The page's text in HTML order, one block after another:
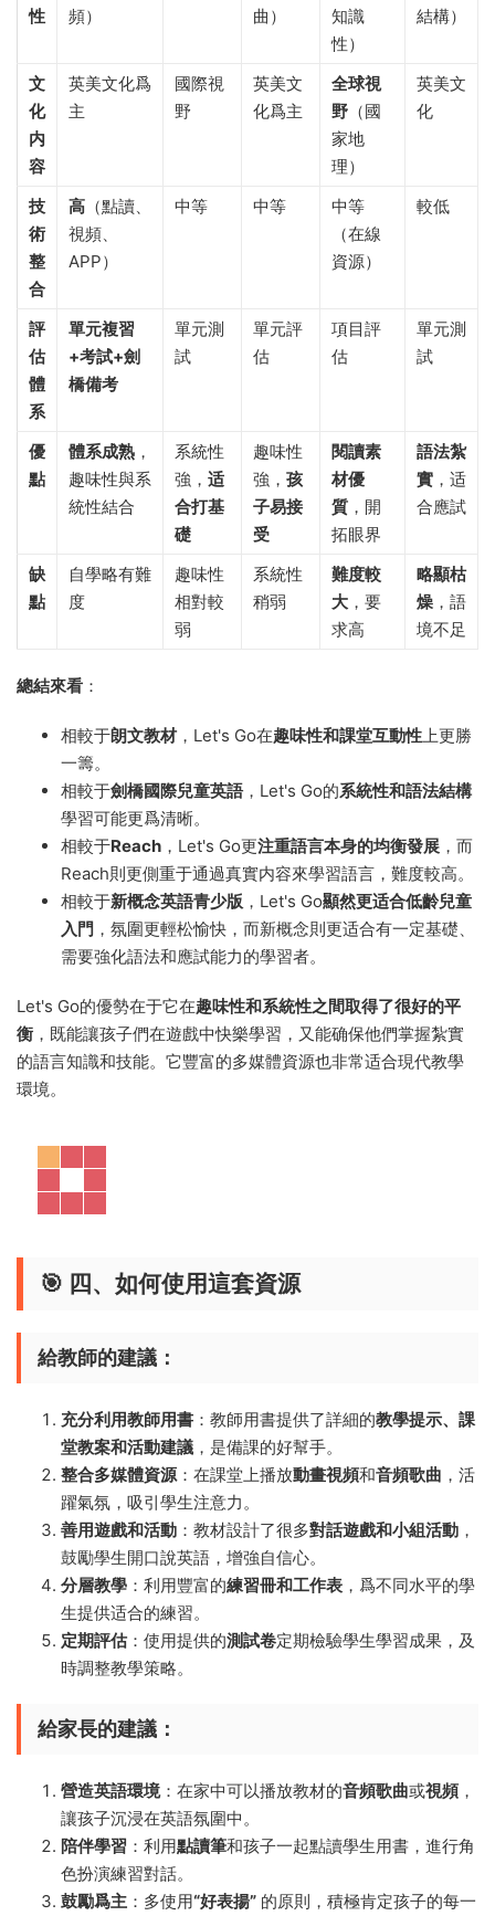
性
頻）
曲）
知識
性）
結構）
文
化
内
容
英美文化爲
主
國際視
野
英美文
化爲主
全球視
野 （國
家地
理）
英美文
化
技
術
整
合
高 （點讀、
視頻、
APP）
中等 中等
中等
（在線
資源）
較低
評
估
體
系
單元複習
+考試+劍
橋備考
單元測
試
單元評
估
項目評
估
單元測
試
優
點
體系成熟 ，
趣味性與系
統性結合
系統性
強， 适
合打基
礎
趣味性
強， 孩
子易接
受
閱讀素
材優
質 ，開
拓眼界
語法紮
實 ，适
合應試
缺
點
自學略有難
度
趣味性
相對較
弱
系統性
稍弱
難度較
大 ，要
求高
略顯枯
燥 ，語
境不足
總結來看 ：
相較于朗文教材，Let's Go在趣味性和課堂互動性 上更勝
一籌。
相較于劍橋國際兒童英語，Let's Go的系統性和語法結構
學習可能更爲清晰。
相較于Reach ，Let's Go更注重語言本身的均衡發展 ，而
Reach則更側重于通過真實内容來學習語言，難度較高。
相較于新概念英語青少版 ，Let's Go顯然更适合低齡兒童
入門 ，氛圍更輕松愉快，而新概念則更适合有一定基礎、
需要強化語法和應試能力的學習者。
Let's Go的優勢在于它在趣味性和系統性之間取得了很好的平
衡 ，既能讓孩子們在遊戲中快樂學習，又能确保他們掌握紮實
的語言知識和技能。它豐富的多媒體資源也非常适合現代教學
環境。
🎯 四、如何使用這套資源
給教師的建議：
充分利用教師用書 ：教師用書提供了詳細的教學提示、課
堂教案和活動建議 ，是備課的好幫手。
整合多媒體資源 ：在課堂上播放動畫視頻和音頻歌曲 ，活
躍氣氛，吸引學生注意力。
善用遊戲和活動 ：教材設計了很多對話遊戲和小組活動 ，
鼓勵學生開口說英語，增強自信心。
分層教學 ：利用豐富的練習冊和工作表 ，爲不同水平的學
生提供适合的練習。
定期評估：使用提供的測試卷定期檢驗學生學習成果，及
時調整教學策略。
給家長的建議：
營造英語環境：在家中可以播放教材的音頻歌曲或視頻，
讓孩子沉浸在英語氛圍中。
陪伴學習 ：利用點讀筆和孩子一起點讀學生用書，進行角
色扮演練習對話。
鼓勵爲主 ：多使用“好表揚” 的原則，積極肯定孩子的每一